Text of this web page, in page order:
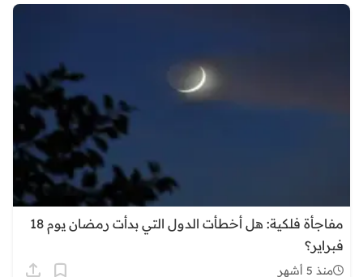
مفاجأة فلكية: هل أخطأت الدول التي بدأت رمضان يوم 18
فبراير؟
منذ 5 أشهر